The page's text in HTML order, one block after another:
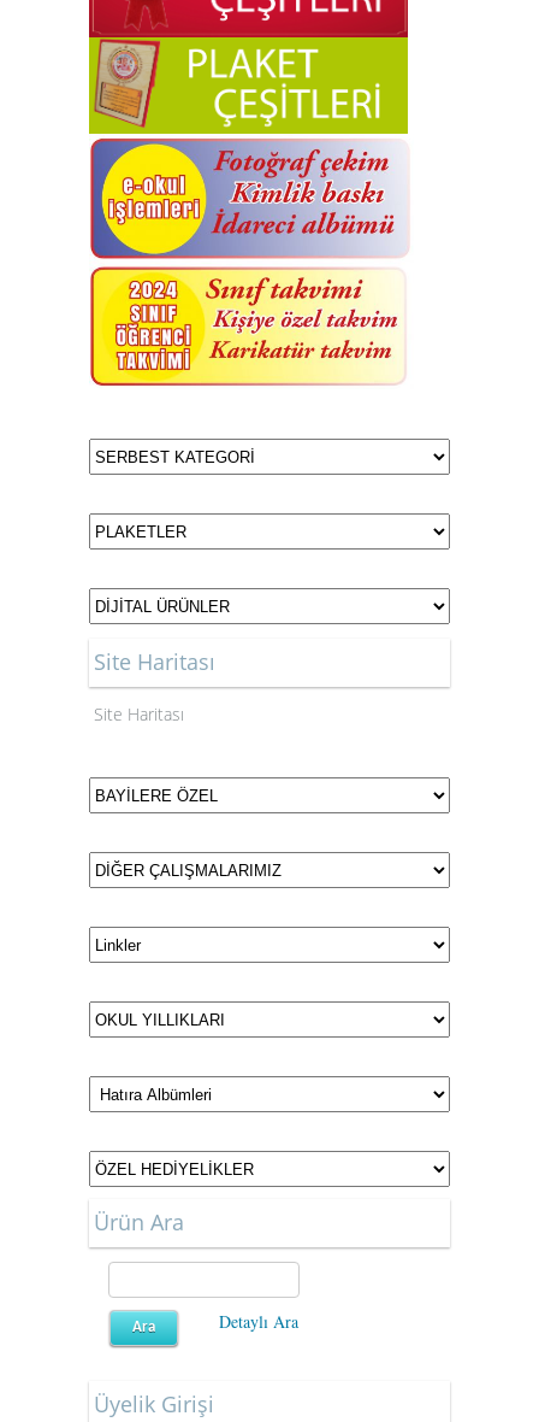
Site Haritası
Site Haritası
Ürün Ara
Detaylı Ara
Üyelik Girişi